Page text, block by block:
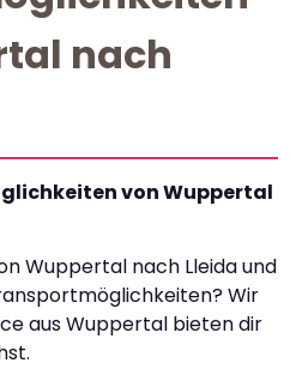
nach
von Wuppertal
Wuppertal nach Lleida und
Wir
aus Wuppertal bieten dir